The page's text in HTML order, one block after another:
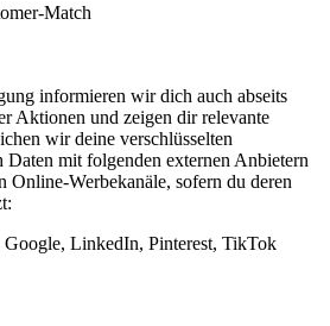
Match
informieren wir dich auch abseits
Aktionen und zeigen dir relevante
wir deine verschlüsselten
Daten mit folgenden externen Anbietern
Online-Werbekanäle, sofern du deren
LinkedIn, Pinterest, TikTok